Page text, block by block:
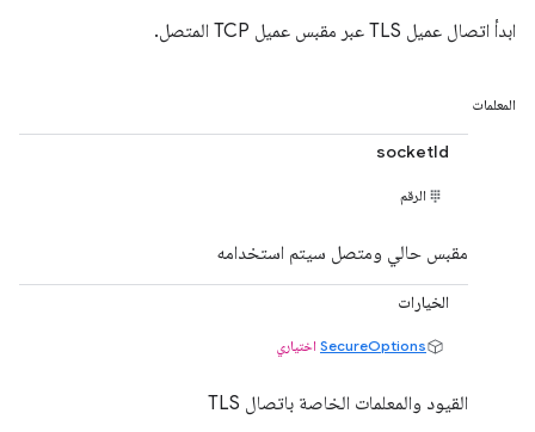
ابدأ اتصال عميل TLS عبر مقبس عميل TCP المتصل.
المعلمات
socketId
الرقم
مقبس حالي ومتصل سيتم استخدامه
الخيارات
SecureOptions اختياري
القيود والمعلمات الخاصة باتصال TLS